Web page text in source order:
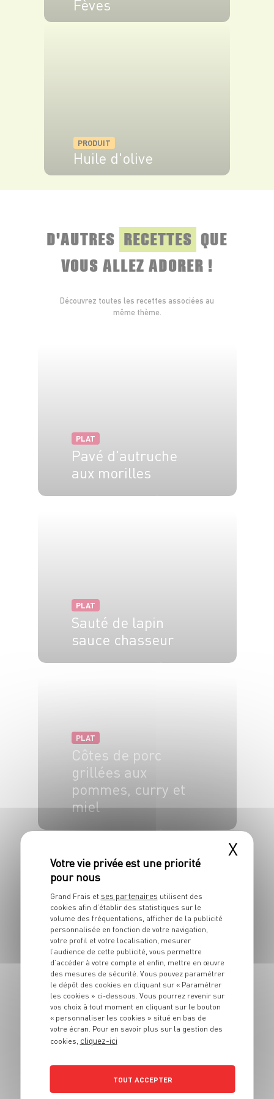
Fèves
PRODUIT
Huile d'olive
D'AUTRES RECETTES QUE
VOUS ALLEZ ADORER !
Découvrez toutes les recettes associées au
même thème.
PLAT
Pavé d'autruche
aux morilles
PLAT
Sauté de lapin
sauce chasseur
PLAT
Côtes de porc
grillées aux
pommes, curry et
miel
4 pers. 10 min 20 min
PLAT
Mont d'or à la bière
et au sirop d'érable
4 pers. 15 min 20 min
X
Grand Frais et ses partenaires utilisent des
cookies afin d’établir des statistiques sur le
volume des fréquentations, afficher de la publicité
personnalisée en fonction de votre navigation,
votre profil et votre localisation, mesurer
l’audience de cette publicité, vous permettre
d’accéder à votre compte et enfin, mettre en œuvre
des mesures de sécurité. Vous pouvez paramétrer
le dépôt des cookies en cliquant sur « Paramétrer
les cookies » ci-dessous. Vous pourrez revenir sur
vos choix à tout moment en cliquant sur le bouton
« personnaliser les cookies » situé en bas de
votre écran. Pour en savoir plus sur la gestion des
cookies, cliquez-ici
TOUT ACCEPTER